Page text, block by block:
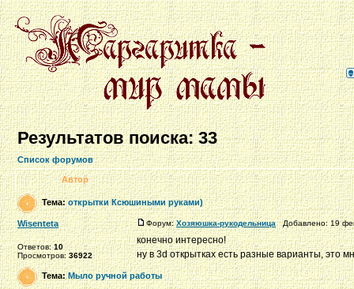
Результатов поиска: 33
Список форумов
Автор
Тема:открытки Ксюшиными руками)
Wisenteta
Ответов:10
Просмотров:36922
Форум:Хозяюшка-рукодельницаДобавлено: 19
конечно интересно!
ну в 3d открытках есть разные варианты, это
Тема:Мыло ручной работы